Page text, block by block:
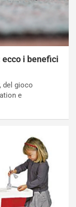
i benefici
del gioco
e